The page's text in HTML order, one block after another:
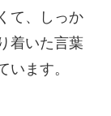
て、しっか
着いた言葉
います。